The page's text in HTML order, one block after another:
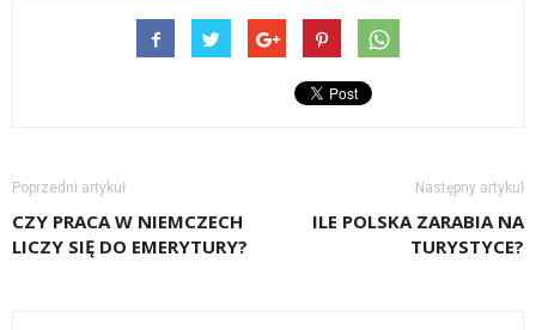
Poprzedni artykuł
CZY PRACA W NIEMCZECH
LICZY SIĘ DO EMERYTURY?
Następny artykuł
ILE POLSKA ZARABIA NA
TURYSTYCE?